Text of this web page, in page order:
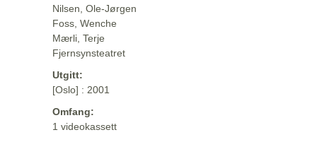
Nilsen, Ole-Jørgen
Foss, Wenche
Mærli, Terje
Fjernsynsteatret
Utgitt:
[Oslo] : 2001
Omfang:
1 videokassett